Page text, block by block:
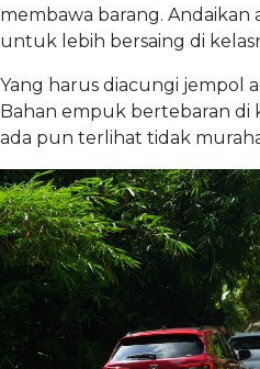
membawa barang. Andaikan
untuk lebih bersaing di
Yang harus diacungi jempol
Bahan empuk bertebaran di
ada pun terlihat tidak